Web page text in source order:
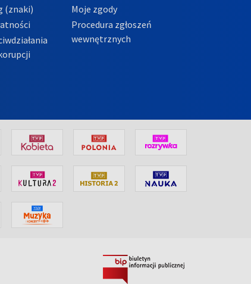
(znaki)
Moje zgody
Procedura zgłoszeń
wewnętrznych